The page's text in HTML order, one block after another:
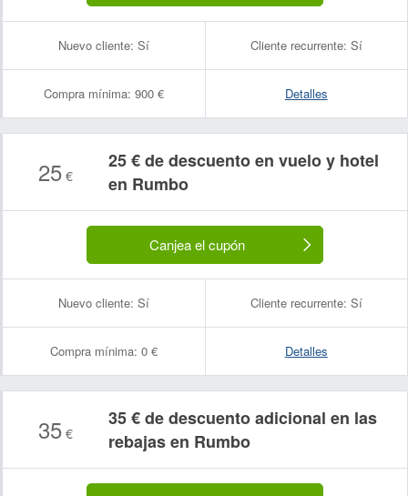
Nuevo cliente: Sí Cliente recurrente: Sí
Compra mínima: 900 € Detalles
25€
25 € de descuento en vuelo y hotel
en Rumbo
Canjea el cupón
Nuevo cliente: Sí Cliente recurrente: Sí
Compra mínima: 0 € Detalles
35€
35 € de descuento adicional en las
rebajas en Rumbo